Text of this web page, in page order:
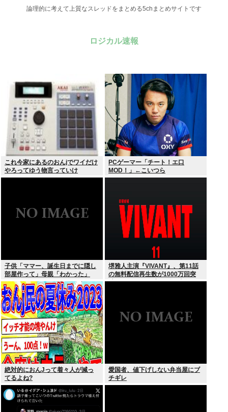
論理的に考えて上質なスレッドをまとめる5chまとめサイトです
ロジカル速報
これ今家にあるのおんjでワイだけ
やろってゆう物言っていけ
PCゲーマー「チート！エ口
MOD！」←こいつら
子供「ママー、誕生日までに隠し
部屋作って」母親「わかった」
堺雅人主演『VIVANT』、第11話
の無料配信再生数が1000万回突
破！ TVerお気に入り登録者数は
絶対的におんJって着々人が減っ
てるよね?
愛国者、値下げしない弁当屋にブ
チギレ